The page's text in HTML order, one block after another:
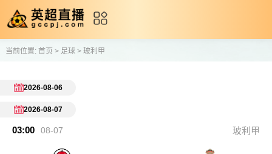
当前位置: 首页 > 足球> 玻利甲
2026-08-06
2026-08-07
03:00 08-07 玻利甲